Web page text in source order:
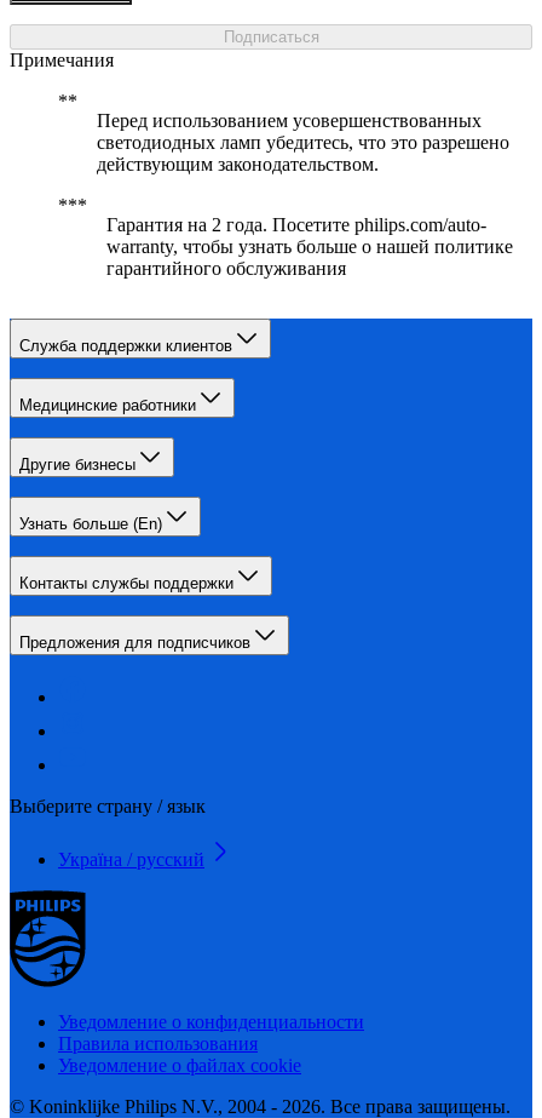
Подписаться
Примечания
Перед использованием усовершенствованных
светодиодных ламп убедитесь, что это разрешено
действующим законодательством.
Гарантия на 2 года. Посетите philips.com/auto-
warranty, чтобы узнать больше о нашей политике
гарантийного обслуживания
Служба поддержки клиентов
Медицинские работники
Другие бизнесы
Узнать больше (En)
Контакты службы поддержки
Предложения для подписчиков
Выберите страну / язык
Україна / русский
Уведомление о конфиденциальности
Правила использования
Уведомление о файлах cookie
© Koninklijke Philips N.V., 2004 - 2026. Все права защищены.